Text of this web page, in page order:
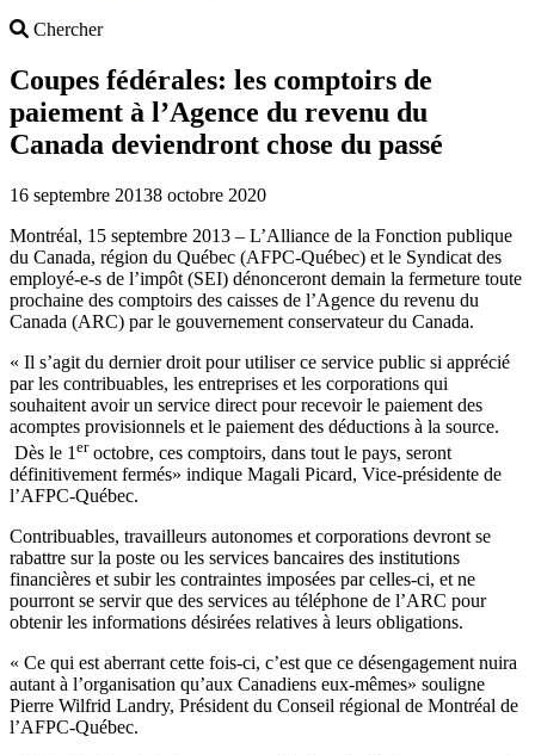
ChercherSearch
Coupes fédérales: les comptoirs de
paiement à l’Agence du revenu du
Canada deviendront chose du passé
16 septembre 20138 octobre 2020
Montréal, 15 septembre 2013 – L’Alliance de la Fonction publique
du Canada, région du Québec (AFPC-Québec) et le Syndicat des
employé-e-s de l’impôt (SEI) dénonceront demain la fermeture toute
prochaine des comptoirs des caisses de l’Agence du revenu du
Canada (ARC) par le gouvernement conservateur du Canada.
« Il s’agit du dernier droit pour utiliser ce service public si apprécié
par les contribuables, les entreprises et les corporations qui
souhaitent avoir un service direct pour recevoir le paiement des
acomptes provisionnels et le paiement des déductions à la source.
Dès le 1 eroctobre, ces comptoirs, dans tout le pays, seront
définitivement fermés» indique Magali Picard, Vice-présidente de
l’AFPC-Québec.
Contribuables, travailleurs autonomes et corporations devront se
rabattre sur la poste ou les services bancaires des institutions
financières et subir les contraintes imposées par celles-ci, et ne
pourront se servir que des services au téléphone de l’ARC pour
obtenir les informations désirées relatives à leurs obligations.
« Ce qui est aberrant cette fois-ci, c’est que ce désengagement nuira
autant à l’organisation qu’aux Canadiens eux-mêmes» souligne
Pierre Wilfrid Landry, Président du Conseil régional de Montréal de
l’AFPC-Québec.